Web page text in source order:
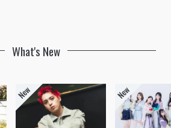
What's New